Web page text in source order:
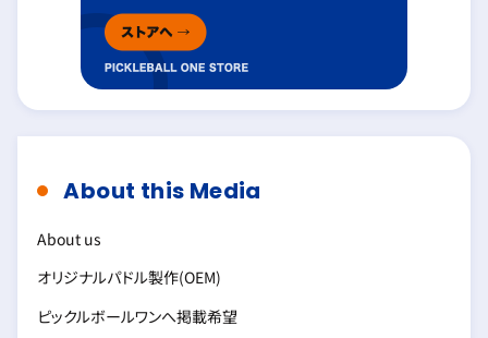
About this Media
About us
オリジナルパドル製作(OEM)
ピックルボールワンへ掲載希望